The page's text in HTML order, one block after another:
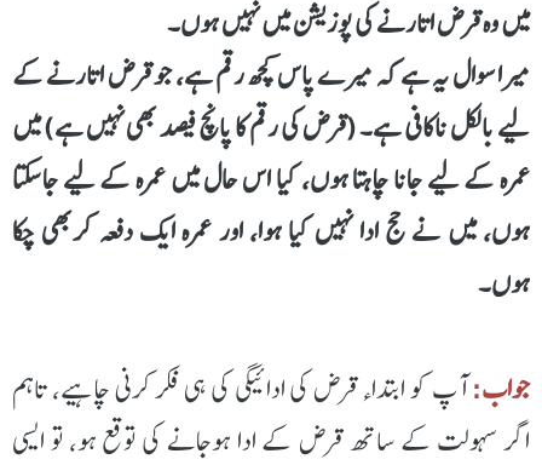
میں وہ قرض اتارنے کی پوزیشن میں نہیں ہوں۔
میرا سوال یہ ہے کہ میرے پاس کچھ رقم ہے، جو قرض اتارنے کے
لیے بالکل ناکافی ہے۔ (قرض کی رقم کا پانچ فیصد بھی نہیں ہے) میں
عمرہ کے لیے جانا چاہتا ہوں، کیا اس حال میں عمرہ کے لیے جاسکتا
ہوں، میں نے حج ادا نہیں کیا ہوا، اور عمرہ ایک دفعہ کربھی چکا
ہوں۔
جواب:آپ کو ابتداء قرض کی ادائیگی کی ہی فکر کرنی چاہیے، تاہم
اگر سہولت کے ساتھ قرض کے ادا ہوجانے کی توقع ہو، تو ایسی